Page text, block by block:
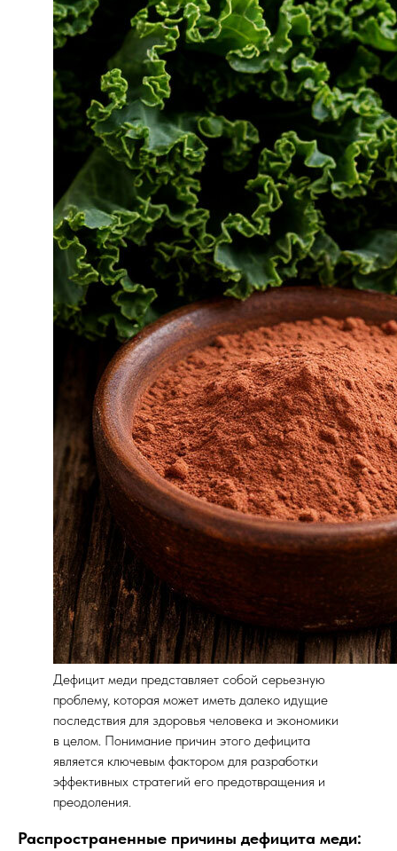
Дефицит меди представляет собой серьезную
проблему, которая может иметь далеко идущие
последствия для здоровья человека и экономики
в целом. Понимание причин этого дефицита
является ключевым фактором для разработки
эффективных стратегий его предотвращения и
преодоления.
Распространенные причины дефицита меди: